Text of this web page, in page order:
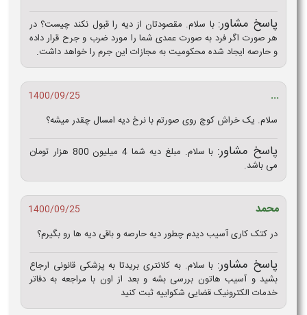
پاسخ مشاور: با سلام. مقصودتان از دیه را قبول نکند چیست؟ در
هر صورت اگر فرد به صورت عمدی شما را مورد ضرب و جرح قرار داده
و حارصه ایجاد شده محکومیت به مجازات این جرم را خواهد داشت.
...
1400/09/25
سلام. یک خراش کوچ روی صورتم با نرخ دیه امسال چقدر میشه؟
پاسخ مشاور:
با سلام. مبلغ دیه شما 4 میلیون 800 هزار تومان
می باشد.
محمد
1400/09/25
در کتک کاری آسیب دیدم چطور دیه حارصه و باقی دیه ها رو بگیرم؟
پاسخ مشاور: با سلام. به کلانتری بریدتا به پزشکی قانونی ارجاع
بشید و آسیب هاتون بررسی بشه و بعد از اون با مراجعه به دفاتر
خدمات الکترونیک قضایی شکواییه ثبت کنید